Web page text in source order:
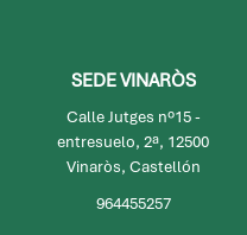
SEDE VINARÒS
Calle Jutges nº15 -
entresuelo, 2ª, 12500
Vinaròs, Castellón
964455257